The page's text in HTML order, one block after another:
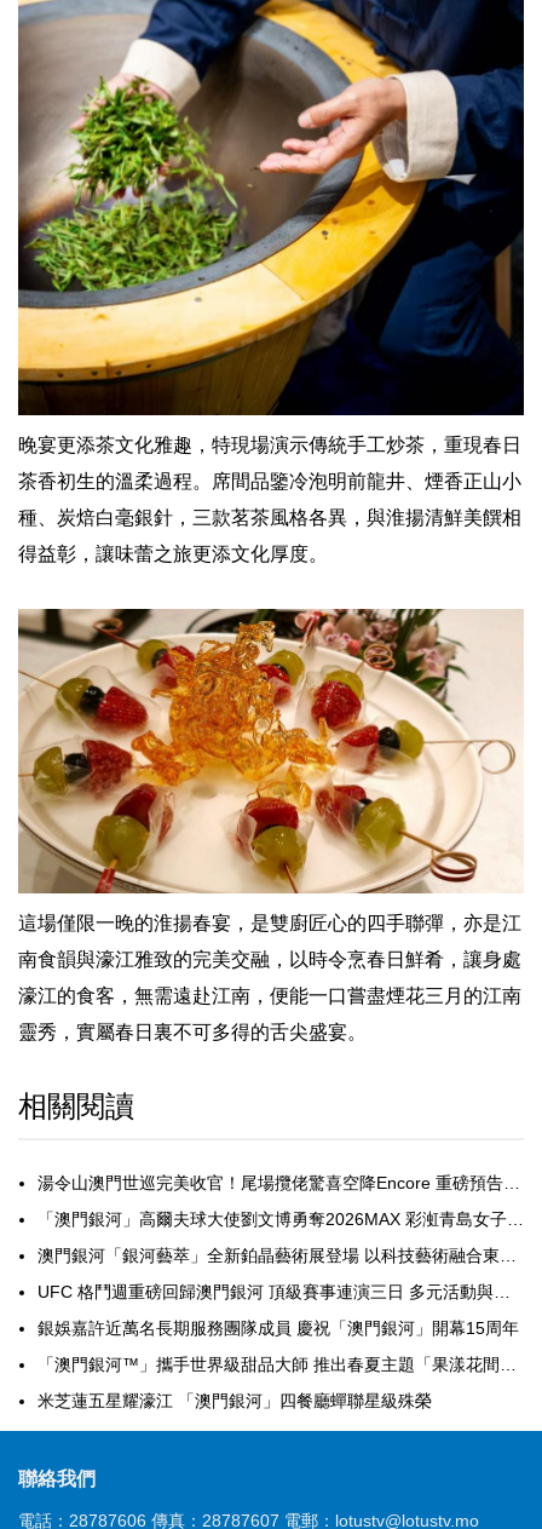
晚宴更添茶文化雅趣，特現場演示傳統手工炒茶，重現春日
茶香初生的溫柔過程。席間品鑒冷泡明前龍井、煙香正山小
種、炭焙白毫銀針，三款茗茶風格各異，與淮揚清鮮美饌相
得益彰，讓味蕾之旅更添文化厚度。
這場僅限一晚的淮揚春宴，是雙廚匠心的四手聯彈，亦是江
南食韻與濠江雅致的完美交融，以時令烹春日鮮肴，讓身處
濠江的食客，無需遠赴江南，便能一口嘗盡煙花三月的江南
靈秀，實屬春日裏不可多得的舌尖盛宴。
相關閱讀
銀娛嘉許近萬名長期服務團隊成員 慶祝「澳門銀河」開幕15周年
米芝蓮五星耀濠江 「澳門銀河」四餐廳蟬聯星級殊榮
聯絡我們
電話：28787606 傳真：28787607 電郵：lotustv@lotustv.mo